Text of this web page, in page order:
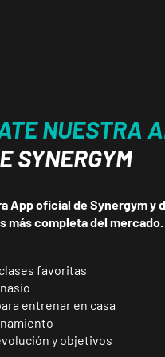
NUESTRA
SYNERGYM
App oficial de Synergym y
más completa del
favoritas
entrenar en casa
y objetivos